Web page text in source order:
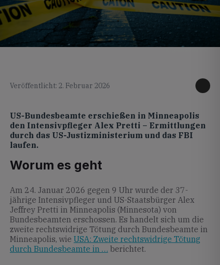
Veröffentlicht: 2. Februar 2026
US-Bundesbeamte erschießen in Minneapolis
den Intensivpfleger Alex Pretti – Ermittlungen
durch das US-Justizministerium und das FBI
laufen.
Worum es geht
Am 24. Januar 2026 gegen 9 Uhr wurde der 37-
jährige Intensivpfleger und US-Staatsbürger Alex
Jeffrey Pretti in Minneapolis (Minnesota) von
Bundesbeamten erschossen. Es handelt sich um die
zweite rechtswidrige Tötung durch Bundesbeamte in
Minneapolis, wie USA: Zweite rechtswidrige Tötung
durch Bundesbeamte in … berichtet.